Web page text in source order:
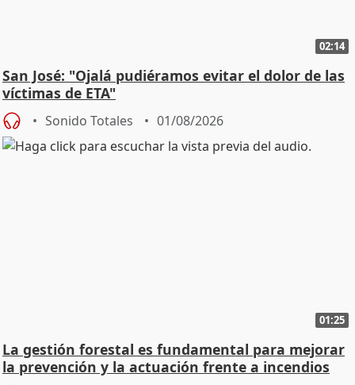
02:14
San José: "Ojalá pudiéramos evitar el dolor de las
víctimas de ETA"
Sonido Totales 01/08/2026
01:25
La gestión forestal es fundamental para mejorar
la prevención y la actuación frente a incendios